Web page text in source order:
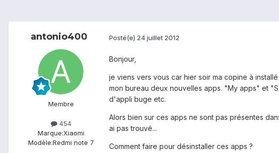
antonio400
Membre
454
Marque:Xiaomi
Modèle:Redmi note 7
Posté(e) 24 juillet 2012
Bonjour,
je viens vers vous car hier soir ma copine à
mon bureau deux nouvelles apps. "My apps" et
d'appli buge etc.
Alors bien sur ces apps ne sont pas présentes
ai pas trouvé...
Comment faire pour désinstaller ces apps ?